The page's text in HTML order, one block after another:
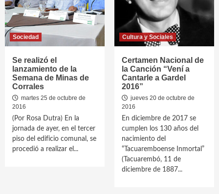
Sociedad
Se realizó el
lanzamiento de la
Semana de Minas de
Corrales
martes 25 de octubre de
2016
(Por Rosa Dutra) En la
jornada de ayer, en el tercer
piso del edificio comunal, se
procedió a realizar el...
Cultura y Sociales
Certamen Nacional de
la Canción “Vení a
Cantarle a Gardel
2016”
jueves 20 de octubre de
2016
En diciembre de 2017 se
cumplen los 130 años del
nacimiento del
“Tacuaremboense Inmortal”
(Tacuarembó, 11 de
diciembre de 1887...